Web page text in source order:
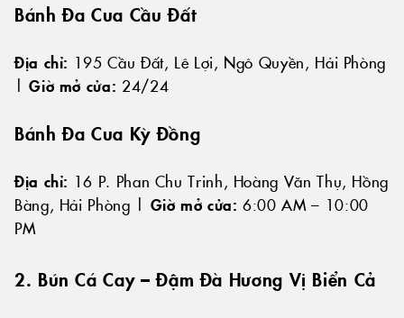
Bánh Đa Cua Cầu Đất
Địa chỉ: 195 Cầu Đất, Lê Lợi, Ngô Quyền, Hải Phòng
|Giờ mở cửa: 24/24
Bánh Đa Cua Kỳ Đồng
Địa chỉ: 16 P. Phan Chu Trinh, Hoàng Văn Thụ, Hồng
Bàng, Hải Phòng | Giờ mở cửa: 6:00 AM – 10:00
PM
2. Bún Cá Cay – Đậm Đà Hương Vị Biển Cả